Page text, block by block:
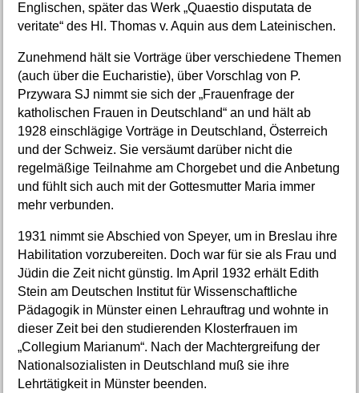
Englischen, später das Werk „Quaestio disputata de
veritate“ des Hl. Thomas v. Aquin aus dem Lateinischen.
Zunehmend hält sie Vorträge über verschiedene Themen
(auch über die Eucharistie), über Vorschlag von P.
Przywara SJ nimmt sie sich der „Frauenfrage der
katholischen Frauen in Deutschland“ an und hält ab
1928 einschlägige Vorträge in Deutschland, Österreich
und der Schweiz. Sie versäumt darüber nicht die
regelmäßige Teilnahme am Chorgebet und die Anbetung
und fühlt sich auch mit der Gottesmutter Maria immer
mehr verbunden.
1931 nimmt sie Abschied von Speyer, um in Breslau ihre
Habilitation vorzubereiten. Doch war für sie als Frau und
Jüdin die Zeit nicht günstig. Im April 1932 erhält Edith
Stein am Deutschen Institut für Wissenschaftliche
Pädagogik in Münster einen Lehrauftrag und wohnte in
dieser Zeit bei den studierenden Klosterfrauen im
„Collegium Marianum“. Nach der Machtergreifung der
Nationalsozialisten in Deutschland muß sie ihre
Lehrtätigkeit in Münster beenden.